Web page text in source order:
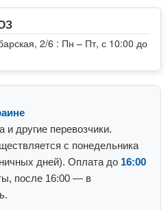
2/6 : Пн – Пт, с 10:00 до
другие перевозчики.
с понедельника
дней). Оплата до 16:00
после 16:00 — в